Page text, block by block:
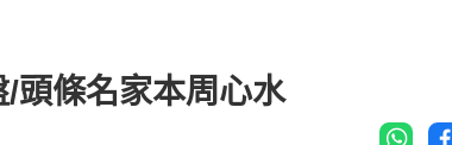
頭條名家本周心水